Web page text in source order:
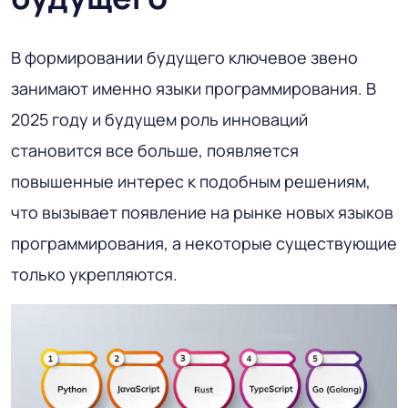
В формировании будущего ключевое звено
занимают именно языки программирования. В
2025 году и будущем роль инноваций
становится все больше, появляется
повышенные интерес к подобным решениям,
что вызывает появление на рынке новых языков
программирования, а некоторые существующие
только укрепляются.